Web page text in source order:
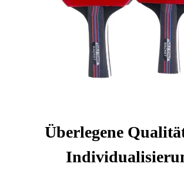
Überlegene